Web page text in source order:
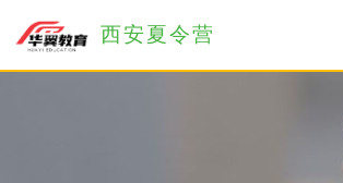
西安夏令营